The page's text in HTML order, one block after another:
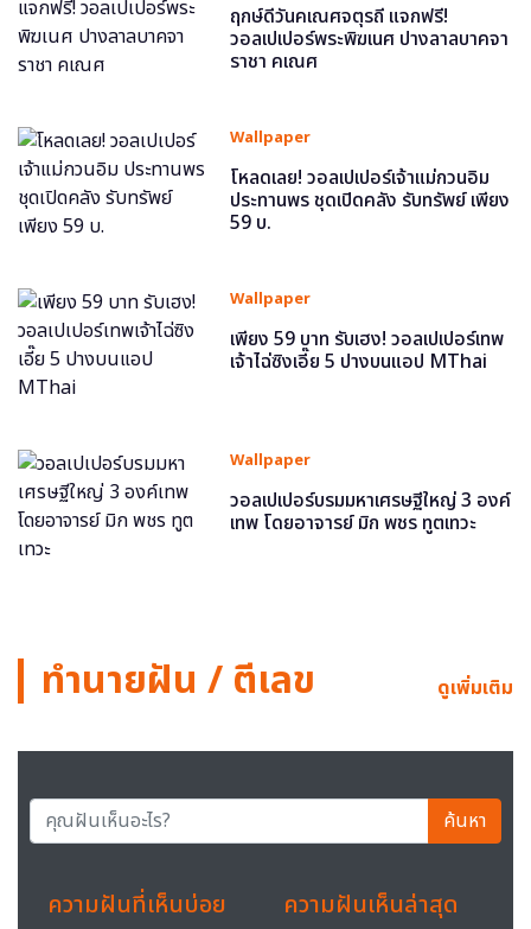
ฤกษ์ดีวันคเณศจตุรถี แจกฟรี!
วอลเปเปอร์พระพิฆเนศ ปางลาลบาคจา
ราชา คเณศ
Wallpaper
โหลดเลย! วอลเปเปอร์เจ้าแม่กวนอิม
ประทานพร ชุดเปิดคลัง รับทรัพย์ เพียง
59 บ.
Wallpaper
เพียง 59 บาท รับเฮง! วอลเปเปอร์เทพ
เจ้าไฉ่ซิงเอี๊ย 5 ปางบนแอป MThai
Wallpaper
วอลเปเปอร์บรมมหาเศรษฐีใหญ่ 3 องค์
เทพ โดยอาจารย์ มิก พชร ทูตเทวะ
ทำนายฝัน / ตีเลข ดูเพิ่มเติม
ค้นหา
ความฝันที่เห็นบ่อย ความฝันเห็นล่าสุด